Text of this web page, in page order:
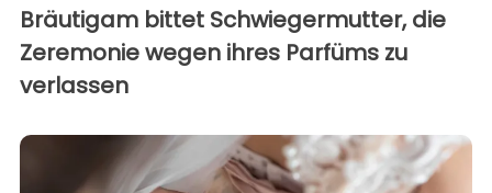
Bräutigam bittet Schwiegermutter, die
Zeremonie wegen ihres Parfüms zu
verlassen